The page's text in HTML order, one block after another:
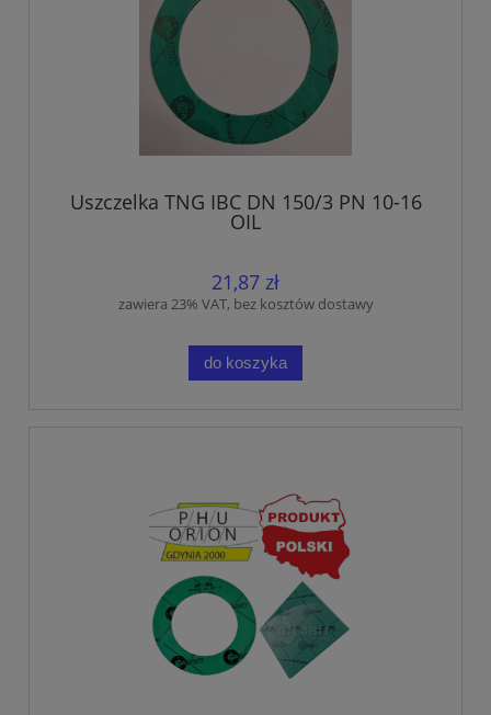
Uszczelka TNG IBC DN 150/3 PN 10-16
OIL
21,87 zł
zawiera 23% VAT, bez kosztów dostawy
do koszyka